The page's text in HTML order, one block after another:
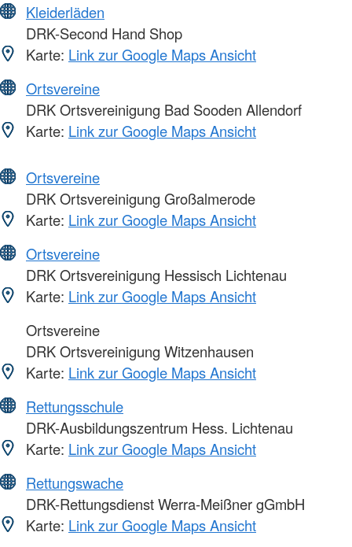
Kleiderläden
DRK-Second Hand Shop
Karte: Link zur Google Maps Ansicht
Ortsvereine
DRK Ortsvereinigung Bad Sooden Allendorf
Karte: Link zur Google Maps Ansicht
Ortsvereine
DRK Ortsvereinigung Großalmerode
Karte: Link zur Google Maps Ansicht
Ortsvereine
DRK Ortsvereinigung Hessisch Lichtenau
Karte: Link zur Google Maps Ansicht
Ortsvereine
DRK Ortsvereinigung Witzenhausen
Karte: Link zur Google Maps Ansicht
Rettungsschule
DRK-Ausbildungszentrum Hess. Lichtenau
Karte: Link zur Google Maps Ansicht
Rettungswache
DRK-Rettungsdienst Werra-Meißner gGmbH
Karte: Link zur Google Maps Ansicht